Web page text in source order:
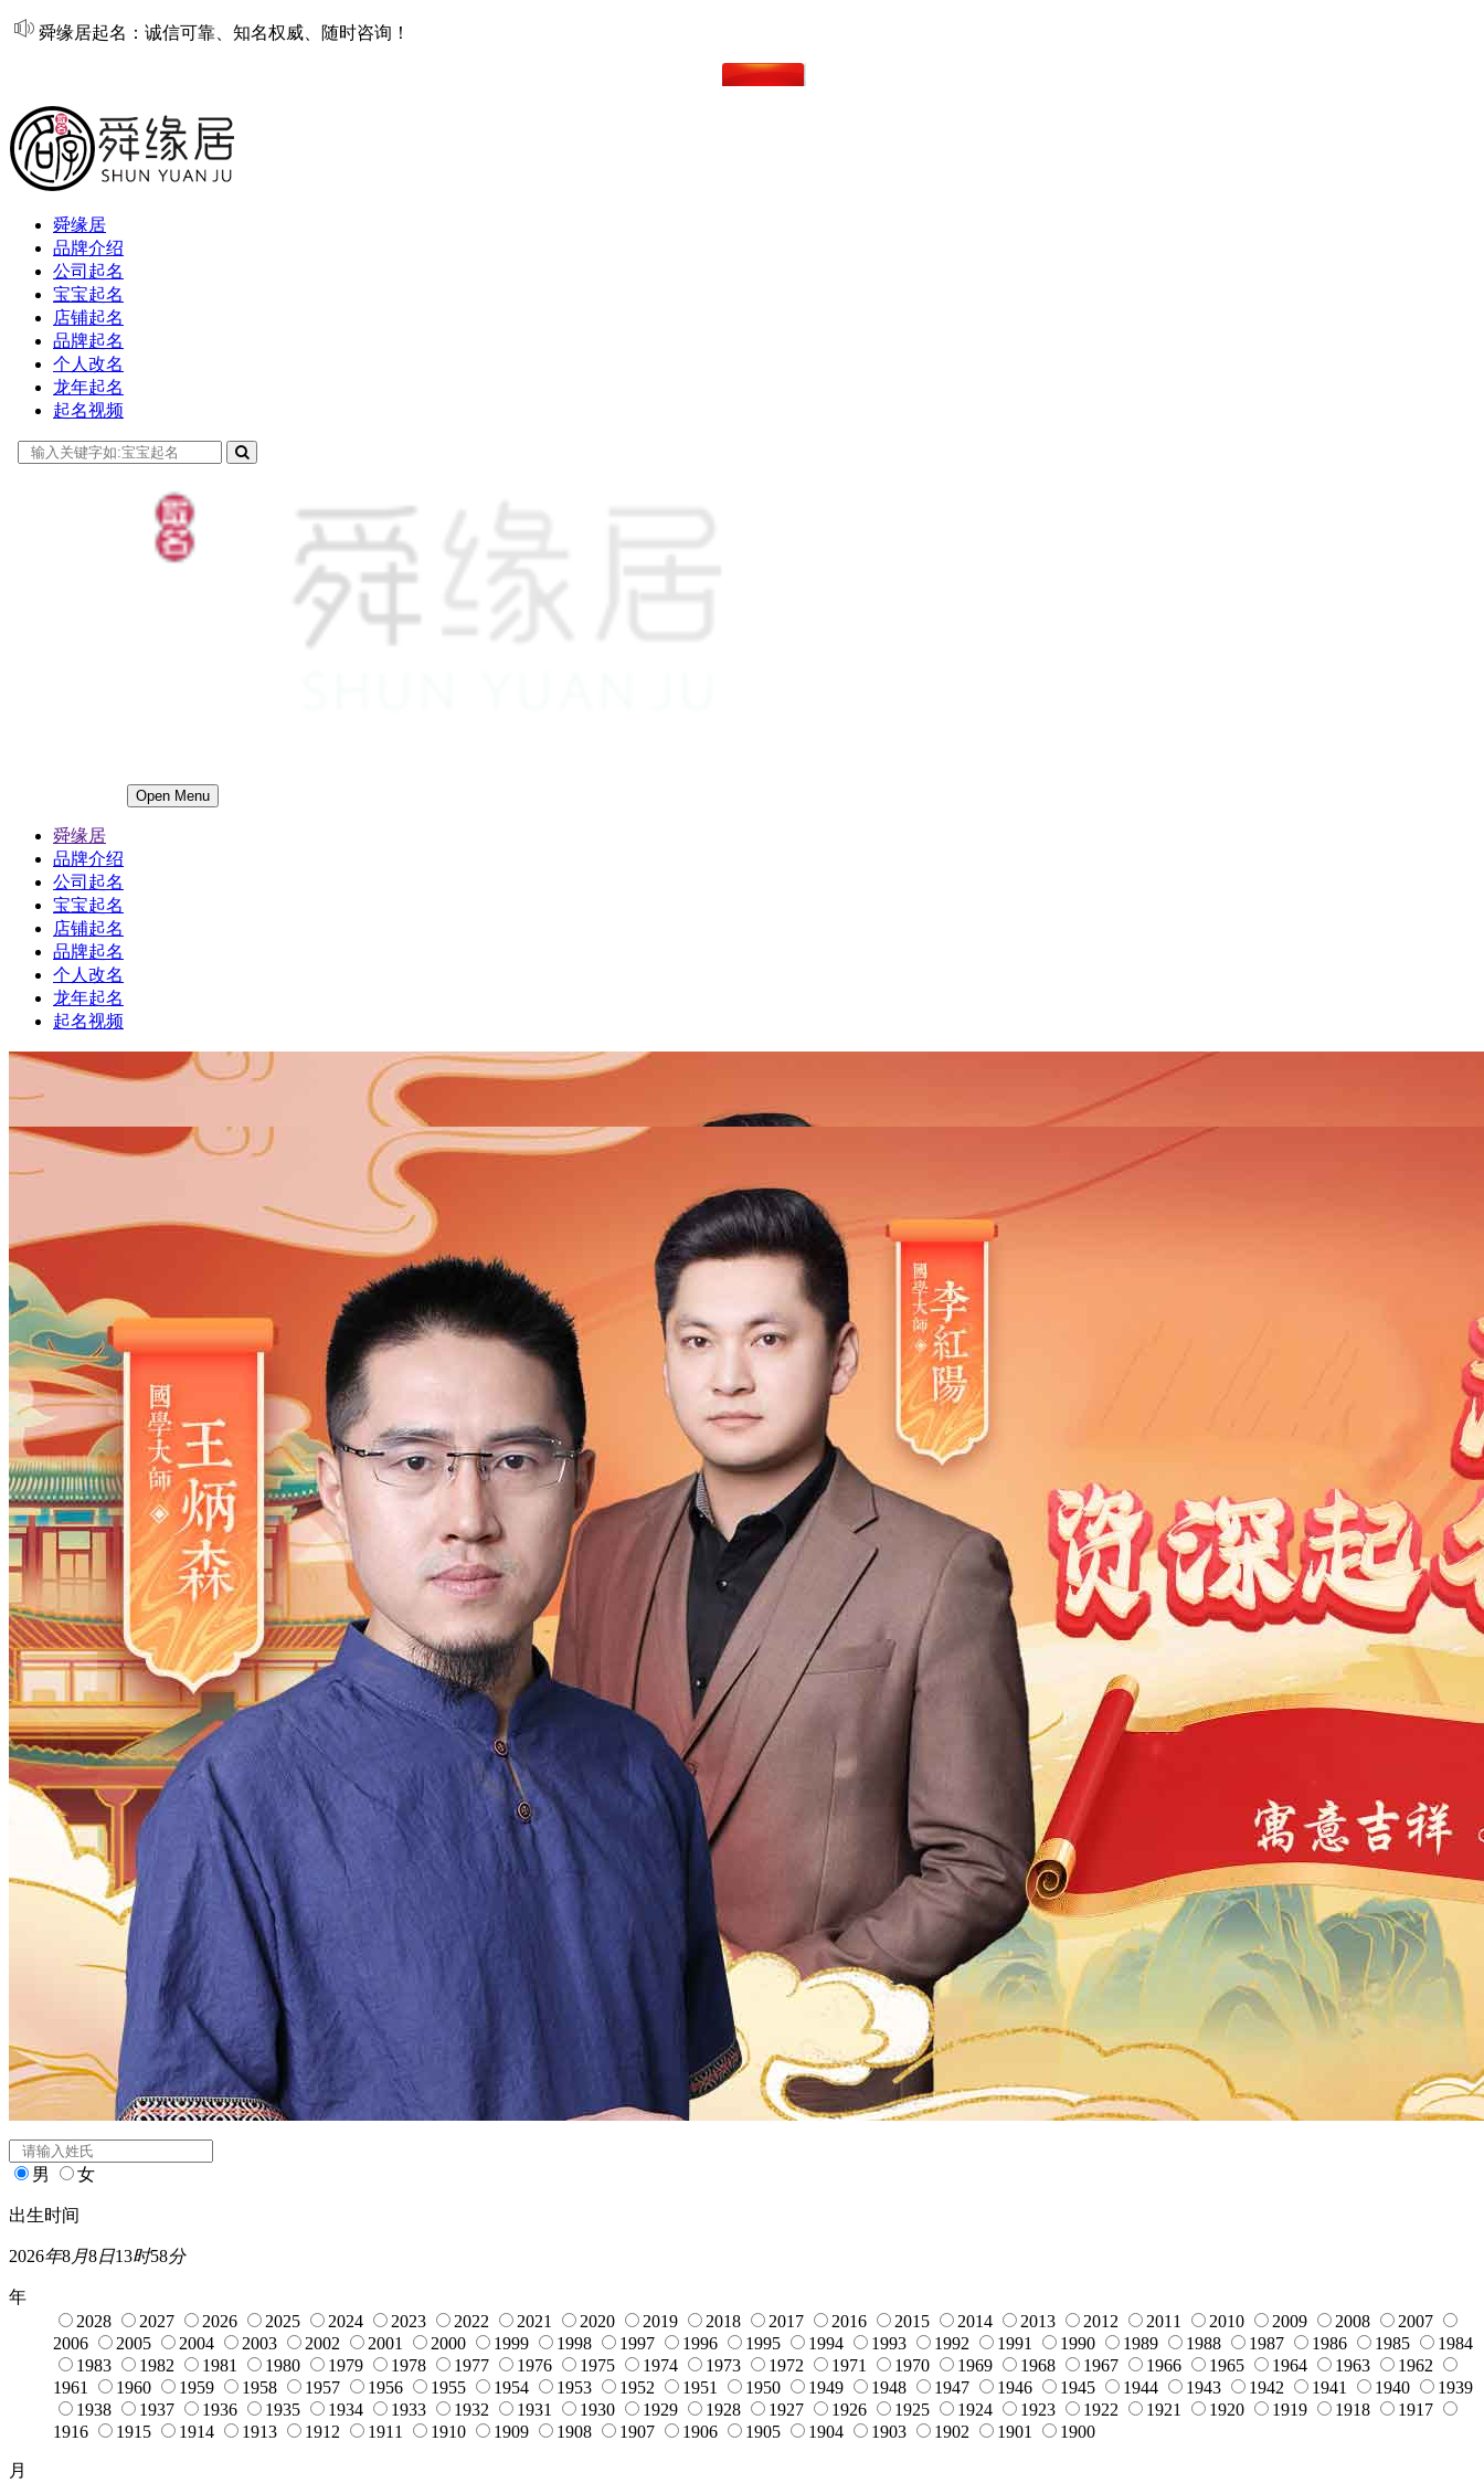
舜缘居起名：诚信可靠、知名权威、随时咨询！
舜缘居
品牌介绍
公司起名
宝宝起名
店铺起名
品牌起名
个人改名
龙年起名
起名视频
Open Menu
舜缘居
品牌介绍
公司起名
宝宝起名
店铺起名
品牌起名
个人改名
龙年起名
起名视频
男
男 女
出生时间
2026年 日13 时58分
年
2028
2027 2026 2025 2024 2023 2022 2021 2020 2019 2018 2017 2016 2012
2007
2006
2005 2004 2003 2002 1998 1997 1996 1995 1994 1993 1992 1990 1989 1988 1987 1986 1985
1984
1983
1982 1981 1980 1979 1977 1975 1974 1973 1972 1971 1969 1968 1967 1966 1965 1964 1963
1962
1961
1960 1959 1958 1957 1955 1954 1953 1952 1951 1950 1948 1947 1946 1945 1944 1943 1942 1941 1940
1939
1938
1937 1936 1935 1934 1933 1932 1931 1929 1928 1927 1926 1924 1923 1922 1921 1920 1919 1918
1917
1915 1914 1913 1911 1910 1909 1908 1907 1906 1905 1902 1901 1900
月
12
11 10 9 8 7 6 4 3 2 1
日
31
30 29 28 27 26 25 24 23 19 18 17 9 7 6 5 4 1
时
23
22 21 20 19 18 17 16 14 13 11 8
59
58 56 52 51 50 49 48 45 40 39 38 37 33 32 31 30
29
28
27 25 24 22 21 14 9 8 6 2 1 0
宝宝起名
*
男 女
出生时间
2026年8月8日13时58分
年
2028
2027 2026 2025 2024 2023 2022 2021 2020 2019 2018 2017 2016 2015 2014 2013 2012 2011 2010 2009 2008
2007
2006
2005 2004 2003 2002 2001 2000 1999 1998 1997 1996 1995 1994 1993 1992 1991 1990 1989 1988 1987 1986 1985
1984
1983
1982 1981 1980 1979 1978 1977 1976 1975 1974 1973 1972 1971 1970 1969 1968 1967 1966 1965 1964 1963
1962
1961
1960 1959 1958 1957 1956 1955 1954 1953 1952 1951 1950 1949 1948 1947 1946 1945 1944 1943 1942 1941 1940
1939
1938
1937 1936 1935 1934 1933 1932 1931 1930 1929 1928 1927 1926 1925 1924 1923 1922 1921 1920 1919 1918
1917
1916
1915 1914 1913 1912 1911 1910 1909 1908 1907 1906 1905 1904 1903 1902 1901 1900
月